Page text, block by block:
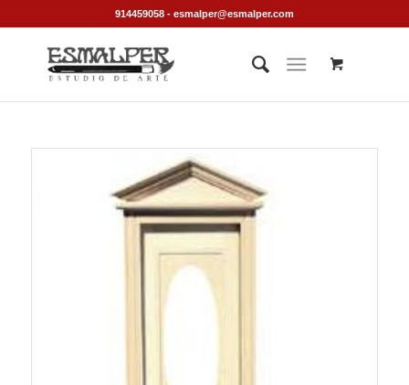
914459058 - esmalper@esmalper.com